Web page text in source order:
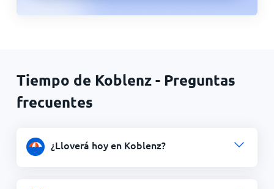
Tiempo de Koblenz - Preguntas
frecuentes
¿Lloverá hoy en Koblenz?